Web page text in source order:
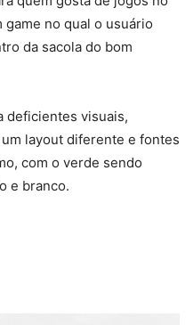
game no qual o usuário
da sacola do bom
deficientes visuais,
layout diferente e fontes
com o verde sendo
e branco.